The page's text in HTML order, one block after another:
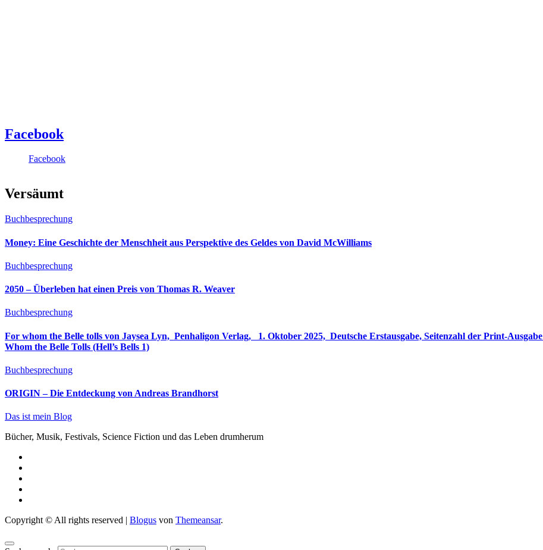
Facebook
Facebook
Versäumt
Buchbesprechung
Money: Eine Geschichte der Menschheit aus Perspektive des Geldes von David McWilliams
Buchbesprechung
2050 – Überleben hat einen Preis von Thomas R. Weaver
Buchbesprechung
For whom the Belle tolls von Jaysea Lyn, ‎ Penhaligon Verlag, ‎ 1. Oktober 2025, ‎ Deutsche Erstausgabe, Seitenzahl der Print-Ausgabe ‏ : ‎ 848 Seiten, ISBN-13 ‏ : ‎ 978-3764533694, Originaltitel ‏ : ‎ For
Whom the Belle Tolls (Hell’s Bells 1)
Buchbesprechung
ORIGIN – Die Entdeckung von Andreas Brandhorst
Das ist mein Blog
Bücher, Musik, Festivals, Science Fiction und das Leben drumherum
Copyright © All rights reserved | Blogus von Themeansar.